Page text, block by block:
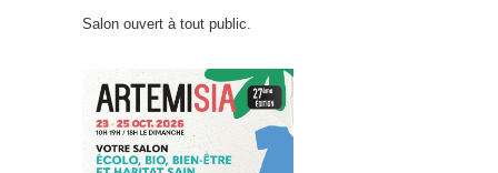
Salon ouvert à tout public.